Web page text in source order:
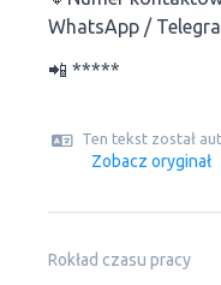
WhatsApp /
📲 *****
Ten tekst został
Zobacz oryginał
Rokład czasu pracy